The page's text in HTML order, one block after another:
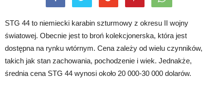
STG 44 to niemiecki karabin szturmowy z okresu II wojny
światowej. Obecnie jest to broń kolekcjonerska, która jest
dostępna na rynku wtórnym. Cena zależy od wielu czynników,
takich jak stan zachowania, pochodzenie i wiek. Jednakże,
średnia cena STG 44 wynosi około 20 000-30 000 dolarów.